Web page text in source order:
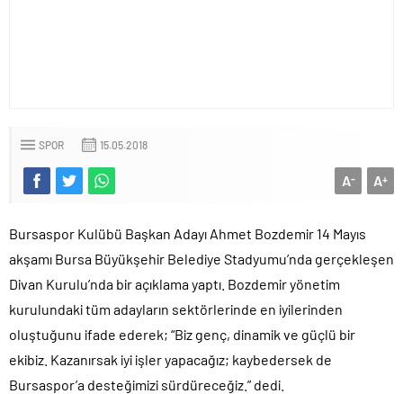
SPOR 15.05.2018
A+
A-
Bursaspor Kulübü Başkan Adayı Ahmet Bozdemir 14 Mayıs
akşamı Bursa Büyükşehir Belediye Stadyumu’nda gerçekleşen
Divan Kurulu’nda bir açıklama yaptı. Bozdemir yönetim
kurulundaki tüm adayların sektörlerinde en iyilerinden
oluştuğunu ifade ederek; “Biz genç, dinamik ve güçlü bir
ekibiz. Kazanırsak iyi işler yapacağız; kaybedersek de
Bursaspor’a desteğimizi sürdüreceğiz.” dedi.